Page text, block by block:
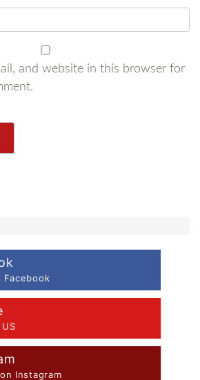
and website in this browser for
Facebook
Instagram